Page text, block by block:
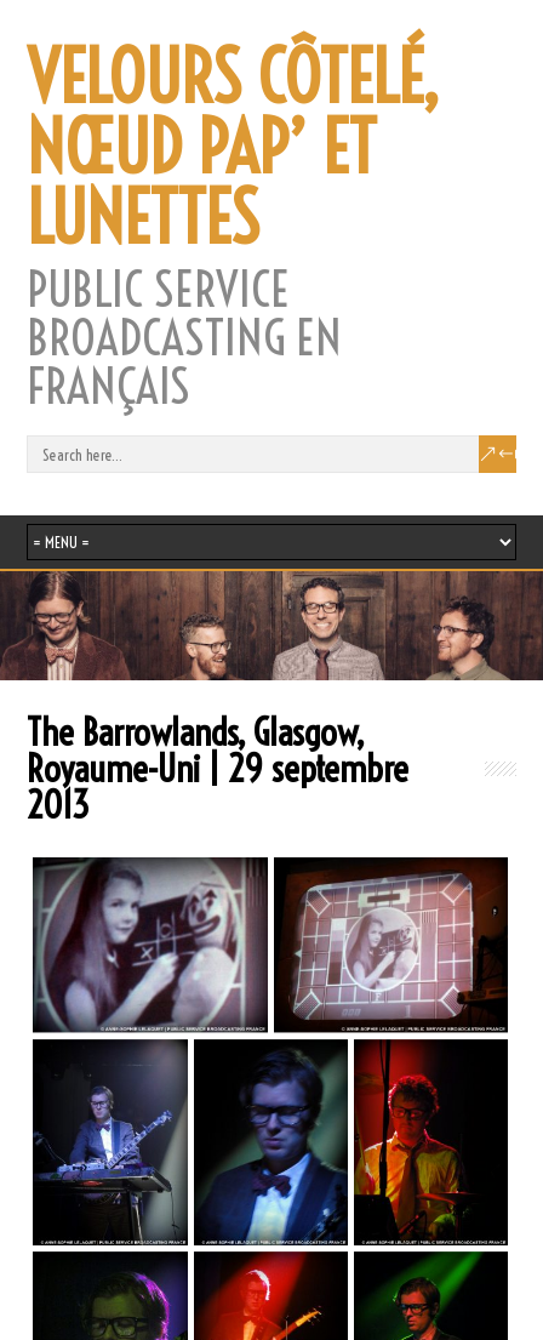
VELOURS CÔTELÉ,
NŒUD PAP’ ET
LUNETTES
PUBLIC SERVICE
BROADCASTING EN
FRANÇAIS
The Barrowlands, Glasgow,
Royaume-Uni | 29 septembre
2013